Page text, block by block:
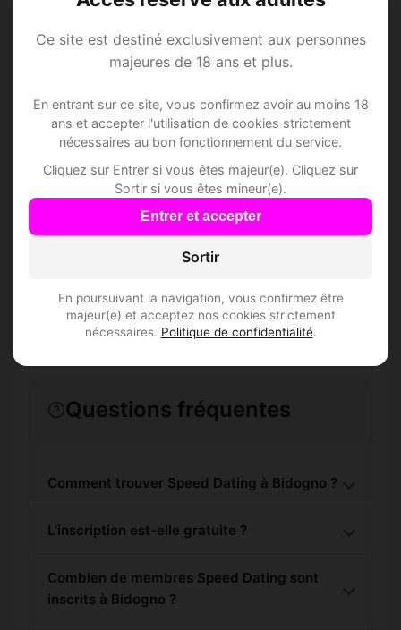
Ce site est destiné exclusivement aux personnes
majeures de 18 ans et plus.
En entrant sur ce site, vous confirmez avoir au moins 18
ans et accepter l'utilisation de cookies strictement
nécessaires au bon fonctionnement du service.
Cliquez sur Entrer si vous êtes majeur(e). Cliquez sur
Sortir si vous êtes mineur(e).
Entrer et accepter
Sortir
En poursuivant la navigation, vous confirmez être
majeur(e) et acceptez nos cookies strictement
nécessaires. Politique de confidentialité.
Speed Dating à
Bidogno
Rejoins les membres de Bidogno et des
alentours !
Questions fréquentes
Comment trouver Speed Dating à Bidogno ?
L'inscription est-elle gratuite ?
Combien de membres Speed Dating sont
inscrits à Bidogno ?